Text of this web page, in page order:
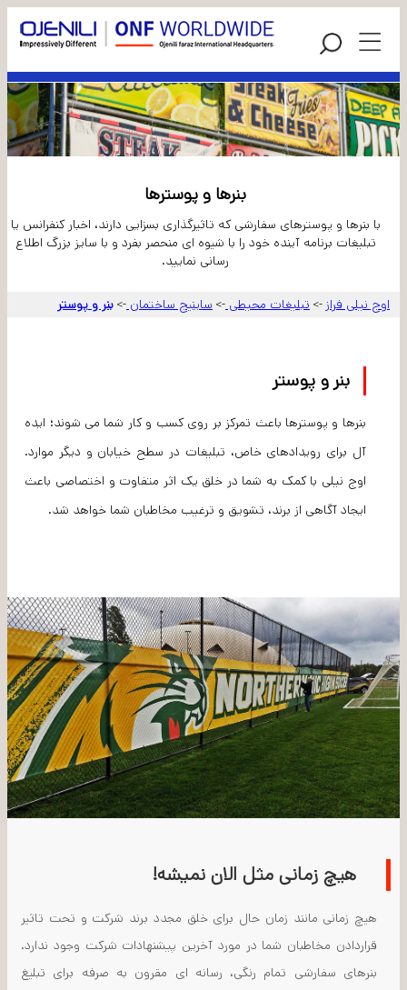
بنرها و پوسترها
با بنرها و پوسترهای سفارشی که تاثیرگذاری بسزایی دارند، اخبار کنفرانس یا
تبلیغات برنامه آینده خود را با شیوه ای منحصر بفرد و با سایز بزرگ اطلاع
رسانی نمایید.
اوج نیلی فراز -> تبلیغات محیطی-> ساینیج ساختمان-> بنر و پوستر
بنر و پوستر
بنرها و پوسترها باعث تمرکز بر روی کسب و کار شما می شوند؛ ایده
آل برای رویدادهای خاص، تبلیغات در سطح خیابان و دیگر موارد.
اوج نیلی با کمک به شما در خلق یک اثر متفاوت و اختصاصی باعث
ایجاد آگاهی از برند، تشویق و ترغیب مخاطبان شما خواهد شد.
هیچ زمانی مثل الان نمیشه!
هیچ زمانی مانند زمان حال برای خلق مجدد برند شرکت و تحت تاثیر
قراردادن مخاطبان شما در مورد آخرین پیشنهادات شرکت وجود ندارد.
بنرهای سفارشی تمام رنگی، رسانه ای مقرون به صرفه برای تبلیغ